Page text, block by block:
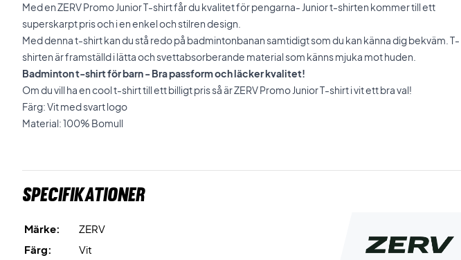
Med en ZERV Promo Junior T-shirt får du kvalitet för pengarna- Junior t-shirten kommer till ett
superskarpt pris och i en enkel och stilren design.
Med denna t-shirt kan du stå redo på badmintonbanan samtidigt som du kan känna dig bekväm. T-
shirten är framställd i lätta och svettabsorberande material som känns mjuka mot huden.
Badminton t-shirt för barn - Bra passform och läcker kvalitet!
Om du vill ha en cool t-shirt till ett billigt pris så är ZERV Promo Junior T-shirt i vit ett bra val!
Färg: Vit med svart logo
Material: 100% Bomull
Specifikationer
Märke:
ZERV
Färg:
Vit